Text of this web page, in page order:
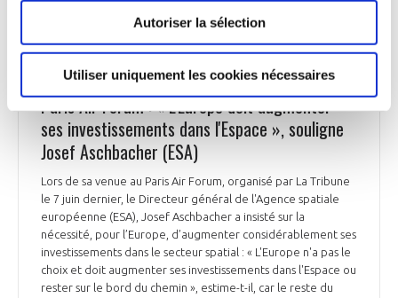
Autoriser la sélection
Utiliser uniquement les cookies nécessaires
ESPACE
Paris Air Forum : « L'Europe doit augmenter
ses investissements dans l'Espace », souligne
Josef Aschbacher (ESA)
Lors de sa venue au Paris Air Forum, organisé par La Tribune
le 7 juin dernier, le Directeur général de l'Agence spatiale
européenne (ESA), Josef Aschbacher a insisté sur la
nécessité, pour l’Europe, d’augmenter considérablement ses
investissements dans le secteur spatial : « L'Europe n'a pas le
choix et doit augmenter ses investissements dans l'Espace ou
rester sur le bord du chemin », estime-t-il, car le reste du